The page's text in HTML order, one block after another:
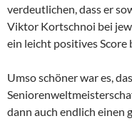
verdeutlichen, dass er
Viktor Kortschnoi bei
ein leicht positives Score
Umso schöner war es,
dann auch endlich einen